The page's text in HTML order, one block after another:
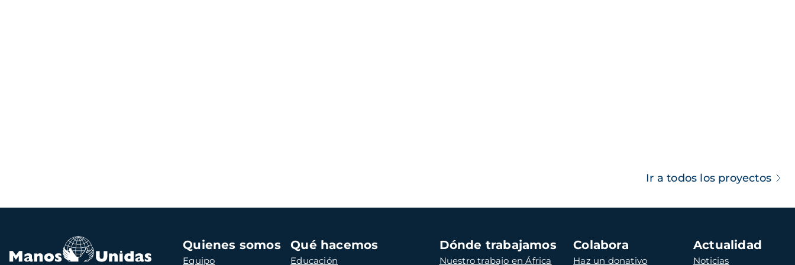
Ir a todos los proyectos
Navegación
principal
Quienes somos
Equipo
Qué hacemos
Educación
Dónde trabajamos
Nuestro trabajo en África
Colabora
Haz un donativo
Actualidad
Noticias